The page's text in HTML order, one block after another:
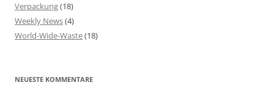
Verpackung(18)
Weekly News(4)
World-Wide-Waste(18)
NEUESTE KOMMENTARE